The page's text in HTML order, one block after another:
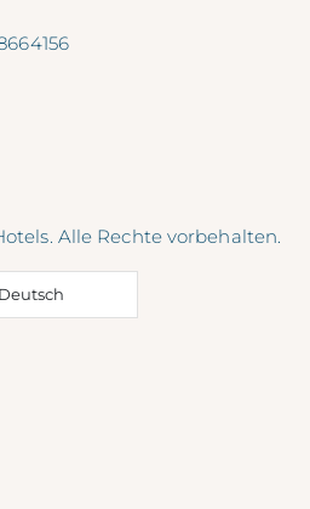
Alle Rechte vorbehalten.
Deutsch